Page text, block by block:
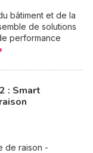
bâtiment et de la
de solutions
performance
: Smart
de raison -